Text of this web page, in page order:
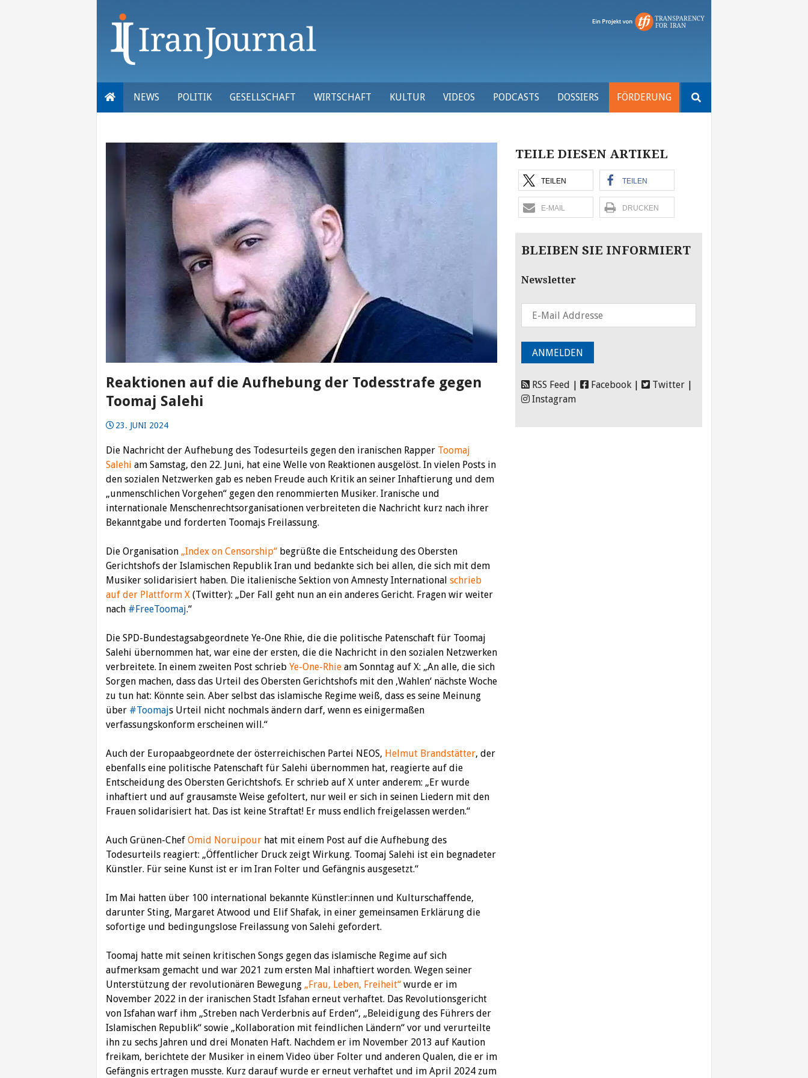
NEWS POLITIK GESELLSCHAFT WIRTSCHAFT KULTUR VIDEOS PODCASTS DOSSIERS FÖRDERUNG
nach:
Reaktionen auf die Aufhebung der Todesstrafe gegen
Toomaj Salehi
23. JUNI 2024
Die Nachricht der Aufhebung des Todesurteils gegen den iranischen Rapper Toomaj
Salehi am Samstag, den 22. Juni, hat eine Welle von Reaktionen ausgelöst. In vielen Posts in
den sozialen Netzwerken gab es neben Freude auch Kritik an seiner Inhaftierung und dem
„unmenschlichen Vorgehen“ gegen den renommierten Musiker. Iranische und
internationale Menschenrechtsorganisationen verbreiteten die Nachricht kurz nach ihrer
Bekanntgabe und forderten Toomajs Freilassung.
Die Organisation „Index on Censorship“ begrüßte die Entscheidung des Obersten
Gerichtshofs der Islamischen Republik Iran und bedankte sich bei allen, die sich mit dem
Musiker solidarisiert haben. Die italienische Sektion von Amnesty International schrieb
auf der Plattform X (Twitter): „Der Fall geht nun an ein anderes Gericht. Fragen wir weiter
nach #FreeToomaj.“
Die SPD-Bundestagsabgeordnete Ye-One Rhie, die die politische Patenschaft für Toomaj
Salehi übernommen hat, war eine der ersten, die die Nachricht in den sozialen Netzwerken
verbreitete. In einem zweiten Post schrieb Ye-One-Rhie am Sonntag auf X: „An alle, die sich
Sorgen machen, dass das Urteil des Obersten Gerichtshofs mit den ‚Wahlen‘ nächste Woche
zu tun hat: Könnte sein. Aber selbst das islamische Regime weiß, dass es seine Meinung
über #Toomajs Urteil nicht nochmals ändern darf, wenn es einigermaßen
verfassungskonform erscheinen will.“
Auch der Europaabgeordnete der österreichischen Partei NEOS, Helmut Brandstätter, der
ebenfalls eine politische Patenschaft für Salehi übernommen hat, reagierte auf die
Entscheidung des Obersten Gerichtshofs. Er schrieb auf X unter anderem: „Er wurde
inhaftiert und auf grausamste Weise gefoltert, nur weil er sich in seinen Liedern mit den
Frauen solidarisiert hat. Das ist keine Straftat! Er muss endlich freigelassen werden.“
Auch Grünen-Chef Omid Noruipour hat mit einem Post auf die Aufhebung des
Todesurteils reagiert: „Öffentlicher Druck zeigt Wirkung. Toomaj Salehi ist ein begnadeter
Künstler. Für seine Kunst ist er im Iran Folter und Gefängnis ausgesetzt.“
Im Mai hatten über 100 international bekannte Künstler:innen und Kulturschaffende,
darunter Sting, Margaret Atwood und Elif Shafak, in einer gemeinsamen Erklärung die
sofortige und bedingungslose Freilassung von Salehi gefordert.
Toomaj hatte mit seinen kritischen Songs gegen das islamische Regime auf sich
aufmerksam gemacht und war 2021 zum ersten Mal inhaftiert worden. Wegen seiner
Unterstützung der revolutionären Bewegung „Frau, Leben, Freiheit“ wurde er im
November 2022 in der iranischen Stadt Isfahan erneut verhaftet. Das Revolutionsgericht
von Isfahan warf ihm „Streben nach Verderbnis auf Erden“, „Beleidigung des Führers der
Islamischen Republik“ sowie „Kollaboration mit feindlichen Ländern“ vor und verurteilte
ihn zu sechs Jahren und drei Monaten Haft. Nachdem er im November 2013 auf Kaution
freikam, berichtete der Musiker in einem Video über Folter und anderen Qualen, die er im
Gefängnis ertragen musste. Kurz darauf wurde er erneut verhaftet und im April 2024 zum
TEILE DIESEN ARTIKEL
TEILEN TEILEN
E-MAIL DRUCKEN
BLEIBEN SIE INFORMIERT
Newsletter
RSS Feed Facebook Twitter
Instagram